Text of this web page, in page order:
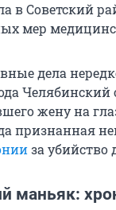
в Советский
мер
дела
Челябинский
жену на
признанная
за убийство
маньяк: